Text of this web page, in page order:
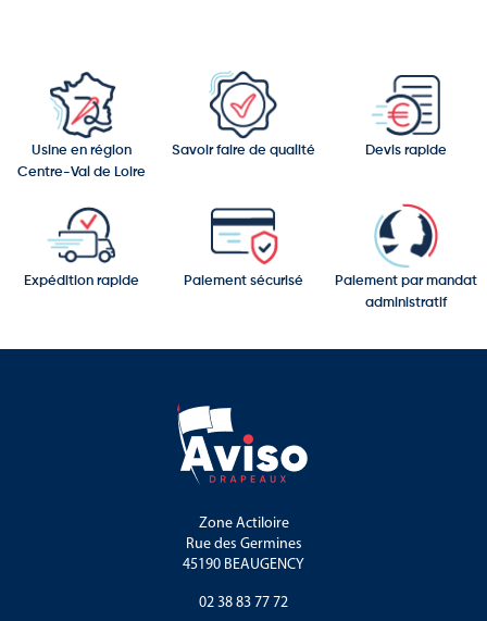
Usine en région
Centre-Val de Loire
Savoir faire de qualité Devis rapide
Expédition rapide Paiement sécurisé
Paiement par mandat
administratif
Zone Actiloire
Rue des Germines
45190 BEAUGENCY
02 38 83 77 72